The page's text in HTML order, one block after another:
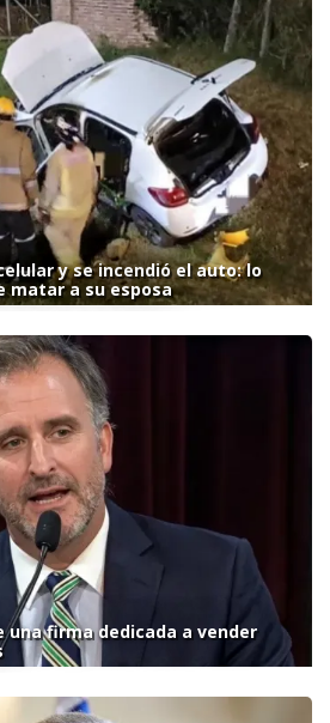
y se incendió el auto: lo
matar a su esposa
una firma dedicada a vender